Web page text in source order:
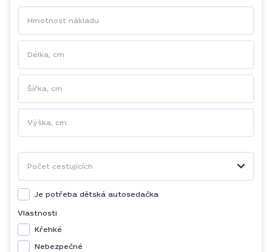
Hmotnost nákladu
Délka, cm
Šířka, cm
Výška, cm
Počet cestujících
Je potřeba dětská autosedačka
Vlastnosti
Křehké
Nebezpečné